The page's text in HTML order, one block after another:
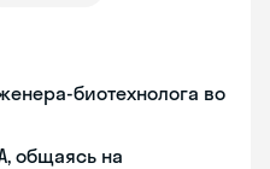
биотехнолога во
общаясь на